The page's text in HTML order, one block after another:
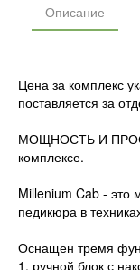
Описание
Цена за комплекс
поставляется за
МОЩНОСТЬ И
комплексе.
Millenium Cab - это
педикюра в
Оснащен тремя
1. ручной блок с